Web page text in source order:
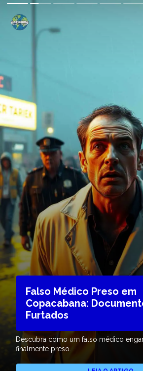
Falso Médico Preso em
Copacabana:
Furtados
Descubra como um falso médico
finalmente preso.